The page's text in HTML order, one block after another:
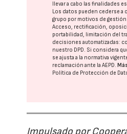
llevar a cabo las finalidades
Los datos pueden cederse a
grupo por motivos de
Acceso, rectificación,
portabilidad, limitación del
decisiones automatizadas:
nuestro DPD. Si considera
se ajusta a la normativa
reclamación ante laAEPD.
Política de Protección de
Impulsado por